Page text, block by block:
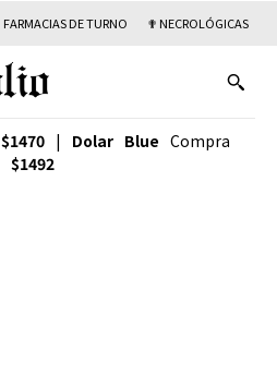
FARMACIAS DE TURNO ✟ NECROLÓGICAS
$1470 | Dolar Blue Compra
$1492